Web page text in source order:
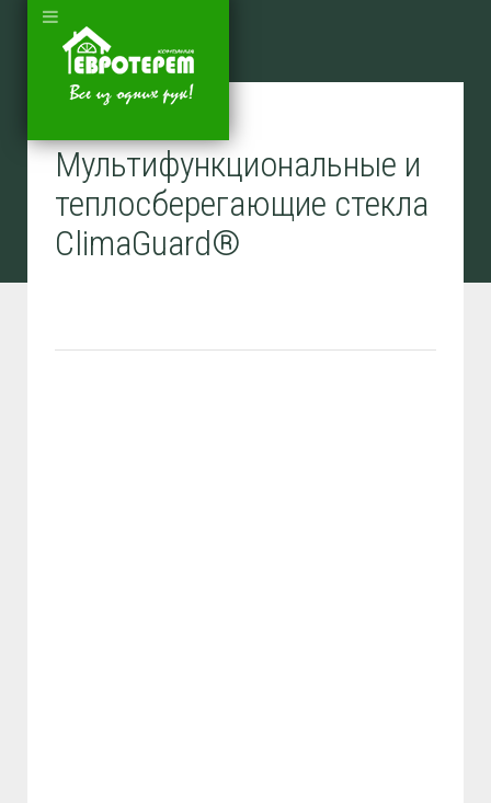
Мультифункциональные и
теплосберегающие стекла
ClimaGuard®